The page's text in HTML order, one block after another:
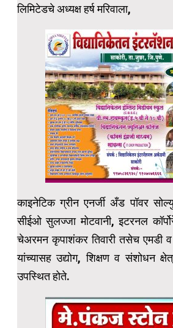
लिमिटेडचे अध्यक्ष हर्ष मरिवाला,
काइनेटिक ग्रीन एनर्जी अँड पॉवर
सीईओ सुलज्जा मोटवानी, इटरनल
चेअरमन कृपाशंकर तिवारी तसेच एमडी
यांच्यासह उद्योग, शिक्षण व संशोधन
उपस्थित होते.